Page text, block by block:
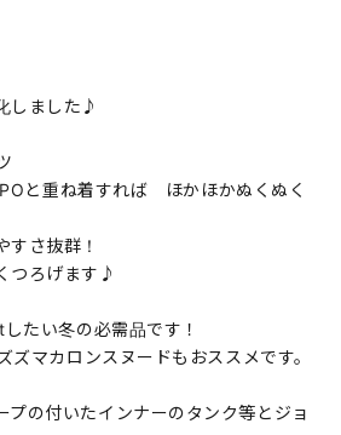
しました♪
と重ね着すれば ほかほかぬくぬく
すさ抜群！
つろげます♪
たい冬の必需品です！
マカロンスヌードもおススメです。
プの付いたインナーのタンク等とジョ